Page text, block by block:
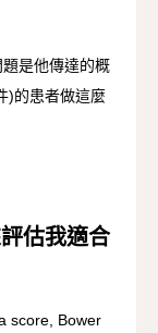
是他傳達的概
)的患者做這麼
估我適合
score, Bower